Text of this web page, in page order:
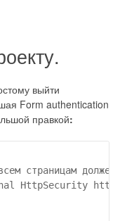
выйти
Form authentication
правкой:
страницам
HttpSecurity